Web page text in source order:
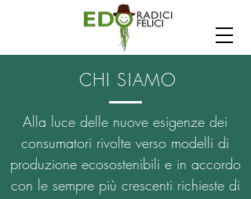
CHI SIAMO
Alla luce delle nuove esigenze dei
consumatori rivolte verso modelli di
produzione ecosostenibili e in accordo
con le sempre più crescenti richieste di